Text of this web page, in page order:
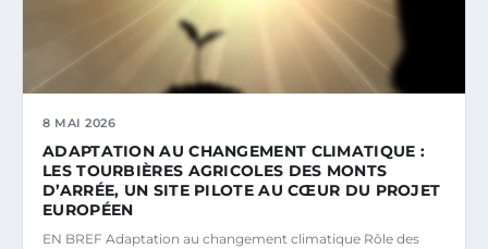
8 MAI 2026
ADAPTATION AU CHANGEMENT CLIMATIQUE :
LES TOURBIÈRES AGRICOLES DES MONTS
D’ARRÉE, UN SITE PILOTE AU CŒUR DU PROJET
EUROPÉEN
EN BREF Adaptation au changement climatique Rôle des